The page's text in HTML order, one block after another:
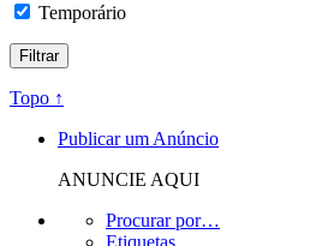
Temporário
Topo ↑
Publicar um Anúncio
ANUNCIE AQUI
Procurar por…
Etiquetas